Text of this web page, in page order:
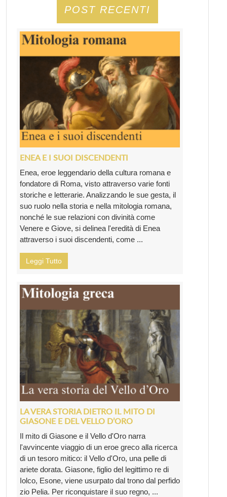
POST RECENTI
ENEA E I SUOI DISCENDENTI
Enea, eroe leggendario della cultura romana e
fondatore di Roma, visto attraverso varie fonti
storiche e letterarie. Analizzando le sue gesta, il
suo ruolo nella storia e nella mitologia romana,
nonché le sue relazioni con divinità come
Venere e Giove, si delinea l'eredità di Enea
attraverso i suoi discendenti, come ...
Leggi Tutto
LA VERA STORIA DIETRO IL MITO DI
GIASONE E DEL VELLO D’ORO
Il mito di Giasone e il Vello d'Oro narra
l'avvincente viaggio di un eroe greco alla ricerca
di un tesoro mitico: il Vello d'Oro, una pelle di
ariete dorata. Giasone, figlio del legittimo re di
Iolco, Esone, viene usurpato dal trono dal perfido
zio Pelia. Per riconquistare il suo regno, ...